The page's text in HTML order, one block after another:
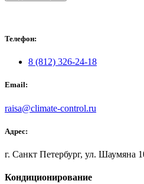
Телефон:
8 (812) 326-24-18
Email:
raisa@climate-control.ru
Адрес:
г. Санкт Петербург, ул. Шаумяна
Кондиционирование